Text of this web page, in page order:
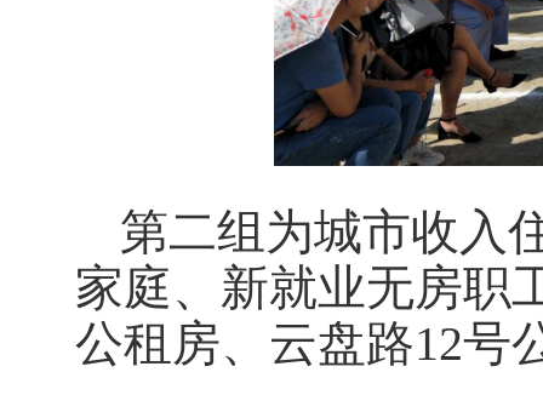
第二组为城市收入
家庭、新就业无房职
公租房、云盘路12号